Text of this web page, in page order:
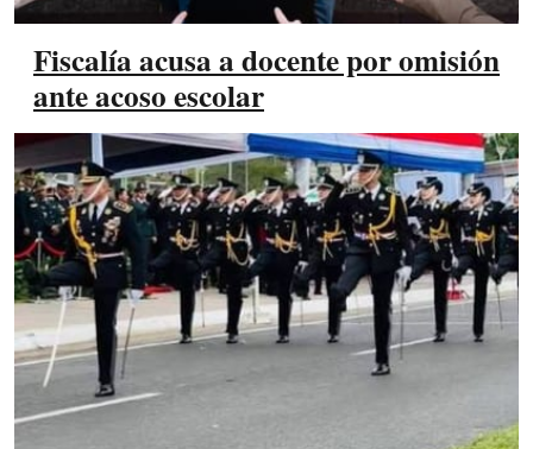
Fiscalía acusa a docente por omisión
ante acoso escolar